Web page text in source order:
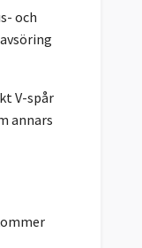
och
V-spår
annars